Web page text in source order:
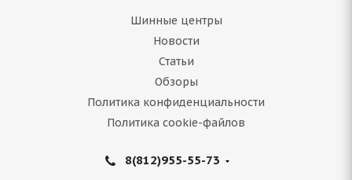
Шинные центры
Новости
Статьи
Обзоры
Политика конфиденциальности
Политика cookie-файлов
8(812)955-55-73